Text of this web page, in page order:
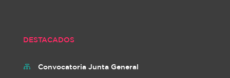
DESTACADOS
 Convocatoria Junta General